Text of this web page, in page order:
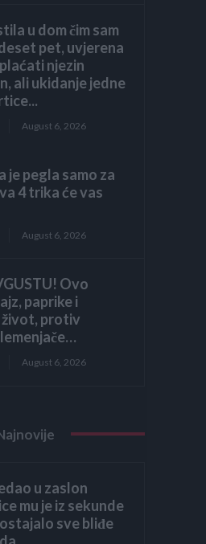
u dom čim sam
pet, uvjerena
njezin
ali ukidanje jedne
August 6, 2026
pegla samo za
4 trika će vas
August 6, 2026
Ovo
paprike i
život, protiv
August 6, 2026
u zaslon
mu je iz sekunde
sve bliđe